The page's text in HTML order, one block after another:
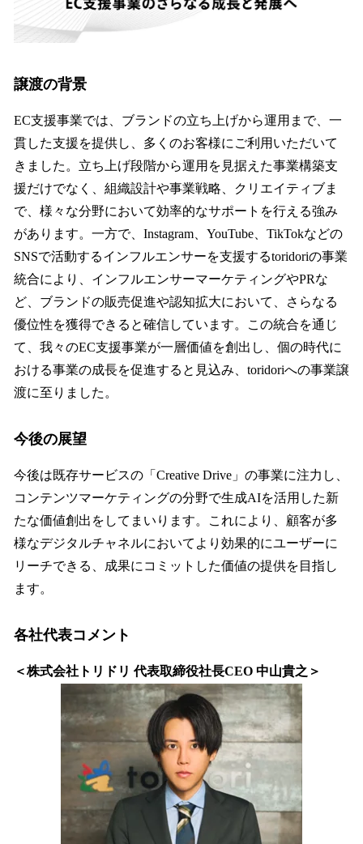
譲渡の背景
EC支援事業では、ブランドの立ち上げから運用まで、一
貫した支援を提供し、多くのお客様にご利用いただいて
きました。立ち上げ段階から運用を見据えた事業構築支
援だけでなく、組織設計や事業戦略、クリエイティブま
で、様々な分野において効率的なサポートを行える強み
があります。一方で、Instagram、YouTube、TikTokなどの
SNSで活動するインフルエンサーを支援するtoridoriの事業
統合により、インフルエンサーマーケティングやPRな
ど、ブランドの販売促進や認知拡大において、さらなる
優位性を獲得できると確信しています。この統合を通じ
て、我々のEC支援事業が一層価値を創出し、個の時代に
おける事業の成長を促進すると見込み、toridoriへの事業譲
渡に至りました。
今後の展望
今後は既存サービスの「Creative Drive」の事業に注力し、
コンテンツマーケティングの分野で生成AIを活用した新
たな価値創出をしてまいります。これにより、顧客が多
様なデジタルチャネルにおいてより効果的にユーザーに
リーチできる、成果にコミットした価値の提供を目指し
ます。
各社代表コメント
＜株式会社トリドリ 代表取締役社長CEO 中山貴之＞